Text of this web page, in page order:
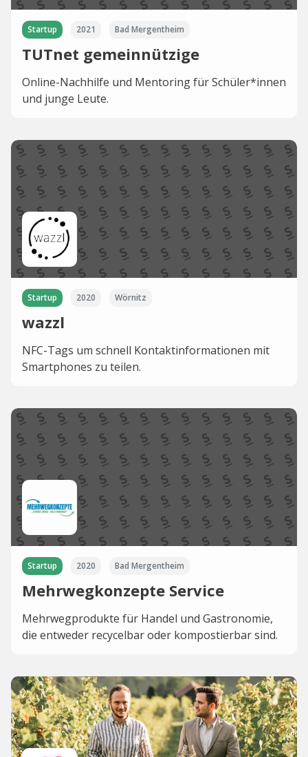
Startup 2021 Bad Mergentheim
TUTnet gemeinnützige
Online-Nachhilfe und Mentoring für Schüler*innen
und junge Leute.
Startup 2020 Wörnitz
wazzl
NFC-Tags um schnell Kontaktinformationen mit
Smartphones zu teilen.
Startup 2020 Bad Mergentheim
Mehrwegkonzepte Service
Mehrwegprodukte für Handel und Gastronomie,
die entweder recycelbar oder kompostierbar sind.